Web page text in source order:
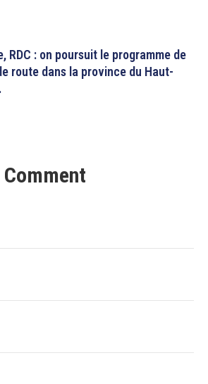
RDC : on poursuit le programme de
route dans la province du Haut-